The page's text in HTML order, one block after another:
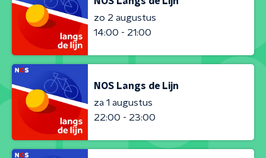
zo 2 augustus
14:00 - 21:00
NOS Langs de Lijn
za 1 augustus
22:00 - 23:00